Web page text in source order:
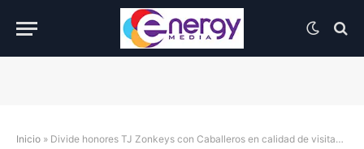
Inicio » Divide honores TJ Zonkeys con Caballeros en calidad de visitante